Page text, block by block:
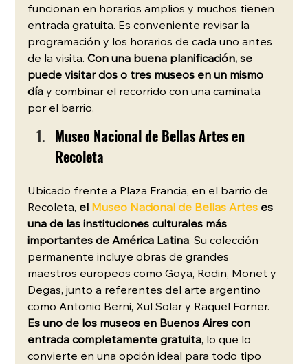
funcionan en horarios amplios y muchos tienen
entrada gratuita. Es conveniente revisar la
programación y los horarios de cada uno antes
de la visita. Con una buena planificación, se
puede visitar dos o tres museos en un mismo
día y combinar el recorrido con una caminata
por el barrio.
Museo Nacional de Bellas Artes en
Recoleta
Ubicado frente a Plaza Francia, en el barrio de
Recoleta, el Museo Nacional de Bellas Artes es
una de las instituciones culturales más
importantes de América Latina. Su colección
permanente incluye obras de grandes
maestros europeos como Goya, Rodin, Monet y
Degas, junto a referentes del arte argentino
como Antonio Berni, Xul Solar y Raquel Forner.
Es uno de los museos en Buenos Aires con
entrada completamente gratuita, lo que lo
convierte en una opción ideal para todo tipo